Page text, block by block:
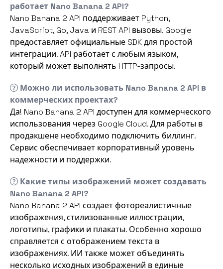
работает Nano Banana 2 API?
Nano Banana 2 API поддерживает Python,
JavaScript, Go, Java и REST API вызовы. Google
предоставляет официальные SDK для простой
интеграции. API работает с любым языком,
который может выполнять HTTP-запросы.
Можно ли использовать Nano Banana 2 API в
коммерческих проектах?
Да! Nano Banana 2 API доступен для коммерческого
использования через Google Cloud. Для работы в
продакшене необходимо подключить биллинг.
Сервис обеспечивает корпоративный уровень
надежности и поддержки.
Какие типы изображений может создавать
Nano Banana 2 API?
Nano Banana 2 API создает фотореалистичные
изображения, стилизованные иллюстрации,
логотипы, графики и плакаты. Особенно хорошо
справляется с отображением текста в
изображениях. ИИ также может объединять
несколько исходных изображений в единые